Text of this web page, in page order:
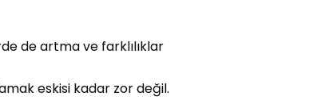
de artma ve farklılıklar
eskisi kadar zor değil.